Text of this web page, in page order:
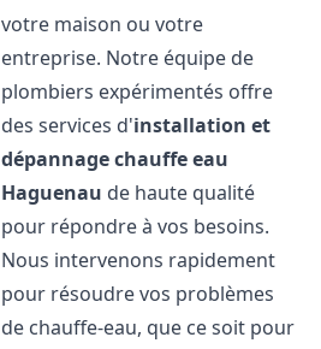
votre maison ou votre
entreprise. Notre équipe de
plombiers expérimentés offre
des services d'installation et
dépannage chauffe eau
Haguenau de haute qualité
pour répondre à vos besoins.
Nous intervenons rapidement
pour résoudre vos problèmes
de chauffe-eau, que ce soit pour